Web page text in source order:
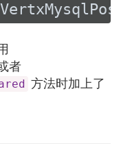
者
方法时加上了